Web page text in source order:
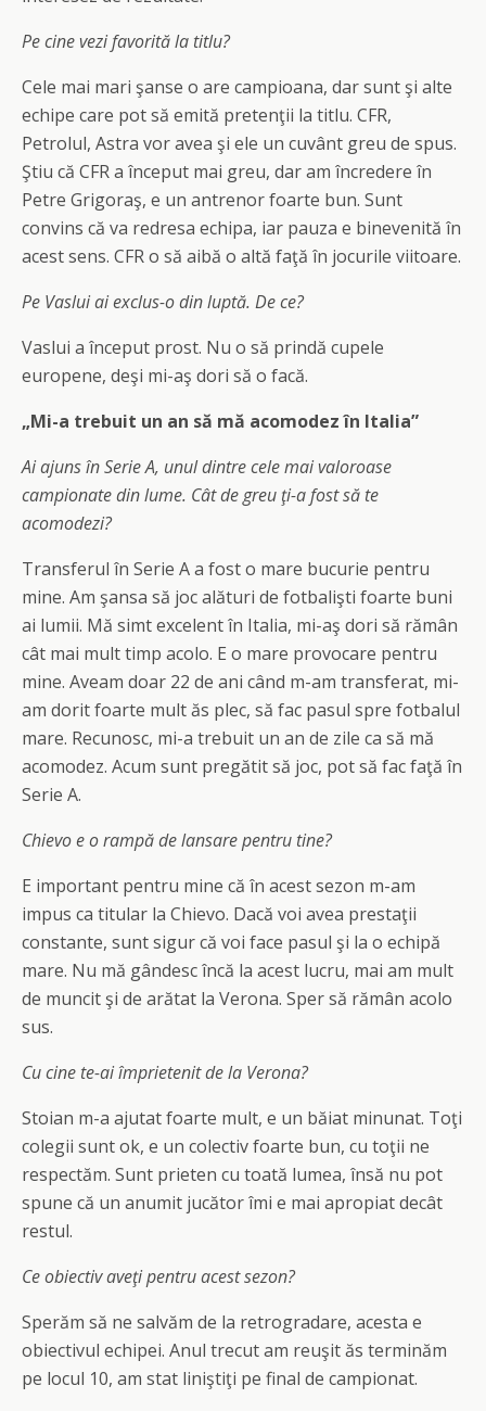
Pe cine vezi favorită la titlu?
Cele mai mari şanse o are campioana, dar sunt şi alte
echipe care pot să emită pretenţii la titlu. CFR,
Petrolul, Astra vor avea şi ele un cuvânt greu de spus.
Ştiu că CFR a început mai greu, dar am încredere în
Petre Grigoraş, e un antrenor foarte bun. Sunt
convins că va redresa echipa, iar pauza e binevenită în
acest sens. CFR o să aibă o altă faţă în jocurile viitoare.
Pe Vaslui ai exclus-o din luptă. De ce?
Vaslui a început prost. Nu o să prindă cupele
europene, deşi mi-aş dori să o facă.
„Mi-a trebuit un an să mă acomodez în Italia”
Ai ajuns în Serie A, unul dintre cele mai valoroase
campionate din lume. Cât de greu ţi-a fost să te
acomodezi?
Transferul în Serie A a fost o mare bucurie pentru
mine. Am şansa să joc alături de fotbalişti foarte buni
ai lumii. Mă simt excelent în Italia, mi-aş dori să rămân
cât mai mult timp acolo. E o mare provocare pentru
mine. Aveam doar 22 de ani când m-am transferat, mi-
am dorit foarte mult ăs plec, să fac pasul spre fotbalul
mare. Recunosc, mi-a trebuit un an de zile ca să mă
acomodez. Acum sunt pregătit să joc, pot să fac faţă în
Serie A.
Chievo e o rampă de lansare pentru tine?
E important pentru mine că în acest sezon m-am
impus ca titular la Chievo. Dacă voi avea prestaţii
constante, sunt sigur că voi face pasul şi la o echipă
mare. Nu mă gândesc încă la acest lucru, mai am mult
de muncit şi de arătat la Verona. Sper să rămân acolo
sus.
Cu cine te-ai împrietenit de la Verona?
Stoian m-a ajutat foarte mult, e un băiat minunat. Toţi
colegii sunt ok, e un colectiv foarte bun, cu toţii ne
respectăm. Sunt prieten cu toată lumea, însă nu pot
spune că un anumit jucător îmi e mai apropiat decât
restul.
Ce obiectiv aveţi pentru acest sezon?
Sperăm să ne salvăm de la retrogradare, acesta e
obiectivul echipei. Anul trecut am reuşit ăs terminăm
pe locul 10, am stat liniştiţi pe final de campionat.